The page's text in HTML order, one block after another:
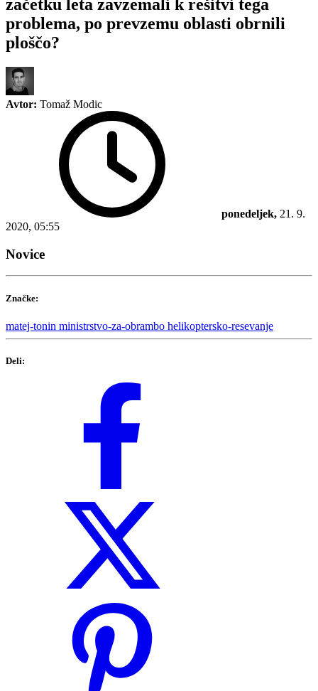
začetku leta zavzemali k rešitvi tega
problema, po prevzemu oblasti obrnili
ploščo?
Avtor: Tomaž Modic
ponedeljek, 21. 9.
2020, 05:55
Novice
Značke:
matej-tonin ministrstvo-za-obrambo helikoptersko-resevanje
Deli: